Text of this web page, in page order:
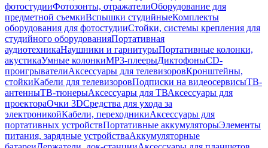
фотостудииФотозонты, отражателиОборудование для
предметной съемкиВспышки студийныеКомплекты
оборудования для фотостудииСтойки, системы крепления для
студийного оборудованияПортативная
аудиотехникаНаушники и гарнитурыПортативные колонки,
акустикаУмные колонкиMP3-плеерыДиктофоныCD-
проигрывателиАксессуары для телевизоровКронштейны,
стойкиКабели для телевизоровПодписки на видеосервисыТВ-
антенныТВ-тюнерыАксессуары для ТВАксессуары для
проектораОчки 3DСредства для ухода за
электроникойКабели, переходникиАксессуары для
портативных устройствПортативные аккумуляторыЭлементы
питания, зарядные устройстваАккумуляторные